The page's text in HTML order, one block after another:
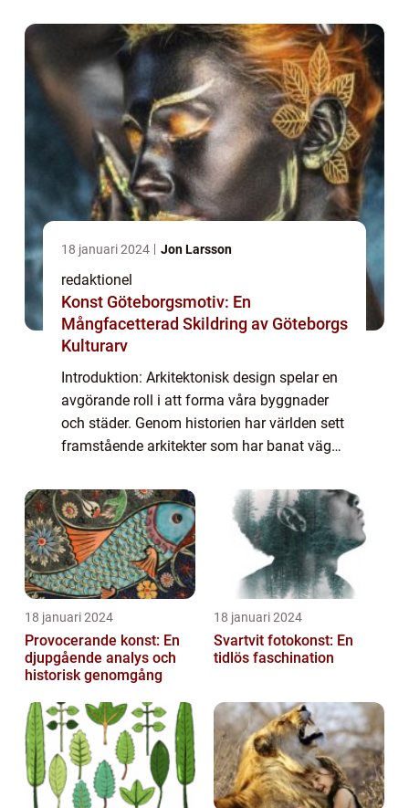
18 januari 2024 Jon Larsson
redaktionel
Konst Göteborgsmotiv: En
Mångfacetterad Skildring av Göteborgs
Kulturarv
Introduktion: Arkitektonisk design spelar en
avgörande roll i att forma våra byggnader
och städer. Genom historien har världen sett
framstående arkitekter som har banat väg
Denna artikel ger en omfattande övers...
18 januari 2024
Provocerande konst: En
djupgående analys och
historisk genomgång
18 januari 2024
Svartvit fotokonst: En
tidlös faschination